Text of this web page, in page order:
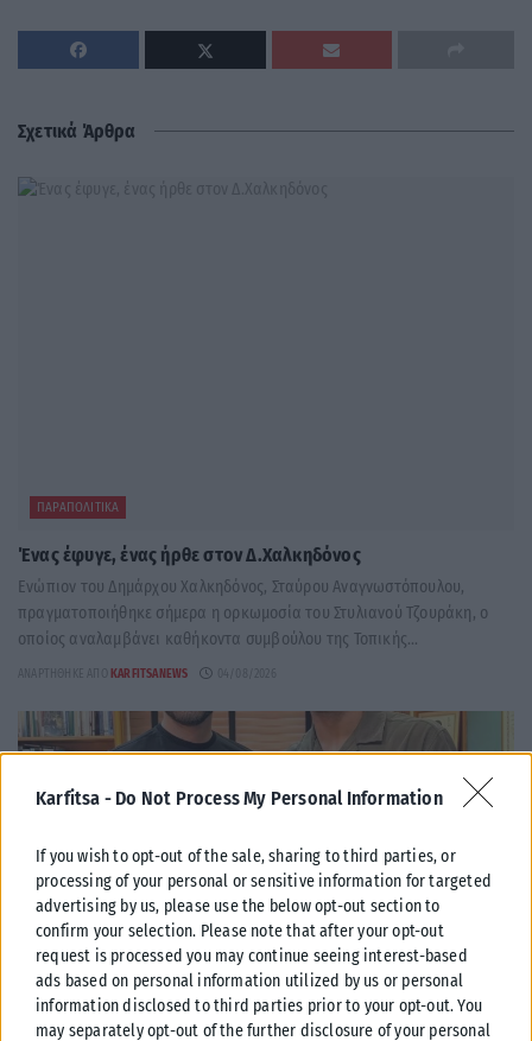
Karfitsa - Do Not Process My Personal Information
If you wish to opt-out of the sale, sharing to third parties, or
processing of your personal or sensitive information for targeted
advertising by us, please use the below opt-out section to
confirm your selection. Please note that after your opt-out
request is processed you may continue seeing interest-based
ads based on personal information utilized by us or personal
information disclosed to third parties prior to your opt-out. You
may separately opt-out of the further disclosure of your personal
Σχετικά Άρθρα
ΠΑΡΑΠΟΛΙΤΙΚΆ
Ένας έφυγε, ένας ήρθε στον Δ.Χαλκηδόνος
Ενώπιον του Δημάρχου Χαλκηδόνος, Σταύρου Αναγνωστόπουλου,
πραγματοποιήθηκε σήμερα η ορκωμοσία του Στυλιανού Τζουράκη, ο
οποίος αναλαμβάνει καθήκοντα συμβούλου της Τοπικής...
ΑΝΑΡΤΉΘΗΚΕ ΑΠΌ KARFITSANEWS